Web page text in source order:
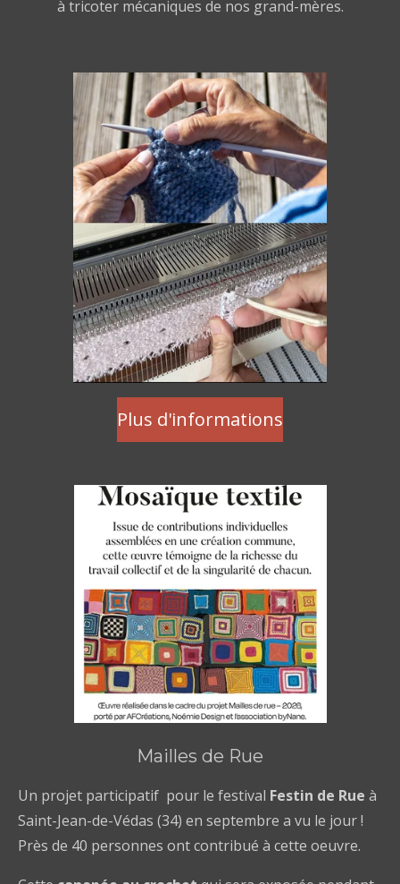
à tricoter mécaniques de nos grand-mères.
Plus d'informations
Mailles de Rue
Un projet participatif pour le festival Festin de Rue à
Saint-Jean-de-Védas (34) en septembre a vu le jour !
Près de 40 personnes ont contribué à cette oeuvre.